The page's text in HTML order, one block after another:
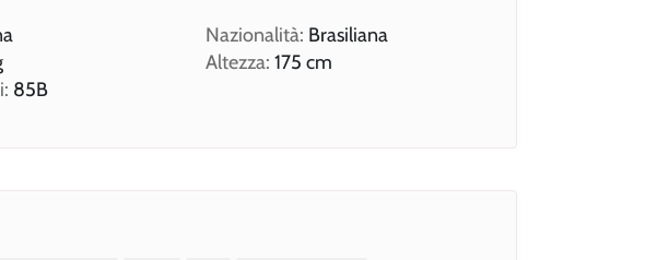
85B
Nazionalità: Brasiliana
Altezza: 175 cm